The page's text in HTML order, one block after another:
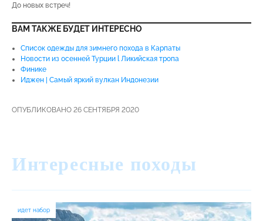
До новых встреч!
ВАМ ТАКЖЕ БУДЕТ ИНТЕРЕСНО
Список одежды для зимнего похода в Карпаты
Новости из осенней Турции l Ликийская тропа
Финике
Иджен | Самый яркий вулкан Индонезии
ОПУБЛИКОВАНО 26 СЕНТЯБРЯ 2020
Интересные походы
идет набор